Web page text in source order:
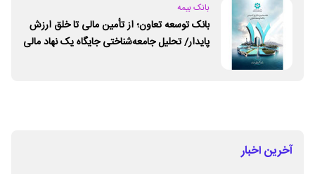
بانک بیمه
بانک توسعه تعاون؛ از تأمین مالی تا خلق ارزش
پایدار/ تحلیل جامعه‌شناختی جایگاه یک نهاد مالی
آخرین اخبار